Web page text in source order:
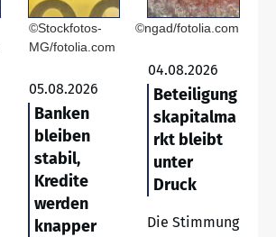
©Stockfotos-
MG/fotolia.com
05.08.2026
Banken
bleiben
stabil,
Kredite
werden
knapper
©ngad/fotolia.com
04.08.2026
Beteiligung
skapitalma
rkt bleibt
unter
Druck
Die Stimmung